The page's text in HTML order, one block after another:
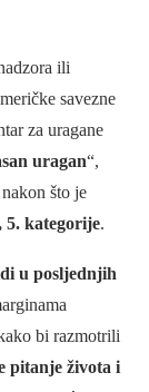
ili
savezne
za uragane
uragan“,
nakon što je
5. kategorije.
u posljednjih
bi razmotrili
pitanje života i